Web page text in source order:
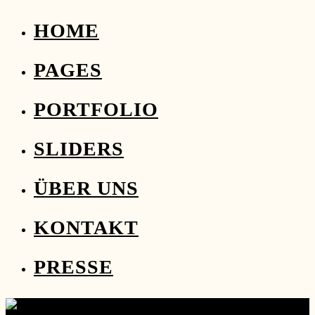
HOME
PAGES
PORTFOLIO
SLIDERS
ÜBER UNS
KONTAKT
PRESSE